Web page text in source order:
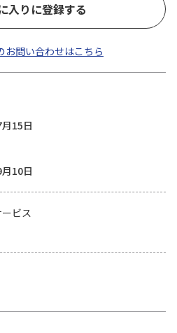
入りに登録する
お問い合わせはこちら
15日
10日
ービス